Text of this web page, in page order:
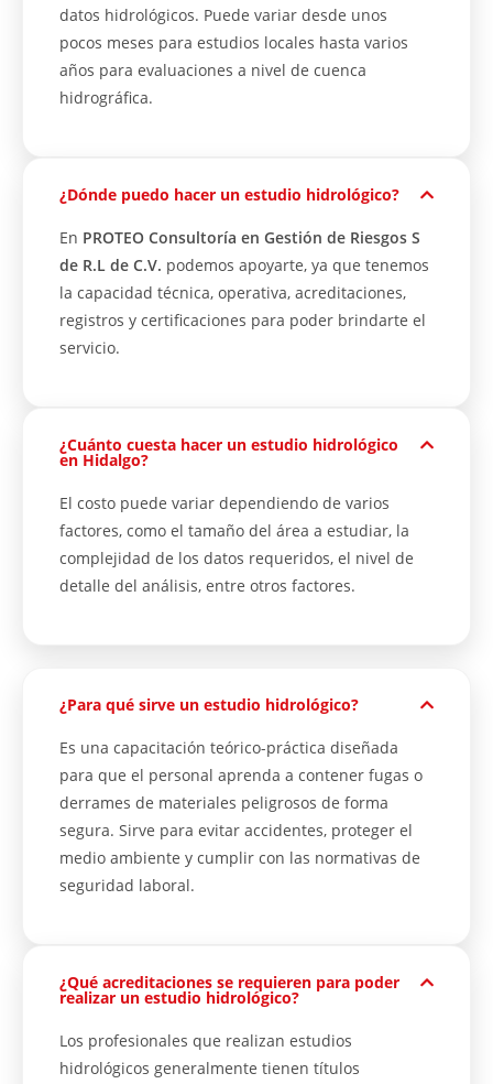
datos hidrológicos. Puede variar desde unos
pocos meses para estudios locales hasta varios
años para evaluaciones a nivel de cuenca
hidrográfica.
¿Dónde puedo hacer un estudio hidrológico?
En PROTEO Consultoría en Gestión de Riesgos S
de R.L de C.V. podemos apoyarte, ya que tenemos
la capacidad técnica, operativa, acreditaciones,
registros y certificaciones para poder brindarte el
servicio.
¿Cuánto cuesta hacer un estudio hidrológico
en Hidalgo?
El costo puede variar dependiendo de varios
factores, como el tamaño del área a estudiar, la
complejidad de los datos requeridos, el nivel de
detalle del análisis, entre otros factores.
¿Para qué sirve un estudio hidrológico?
Es una capacitación teórico-práctica diseñada
para que el personal aprenda a contener fugas o
derrames de materiales peligrosos de forma
segura. Sirve para evitar accidentes, proteger el
medio ambiente y cumplir con las normativas de
seguridad laboral.
¿Qué acreditaciones se requieren para poder
realizar un estudio hidrológico?
Los profesionales que realizan estudios
hidrológicos generalmente tienen títulos